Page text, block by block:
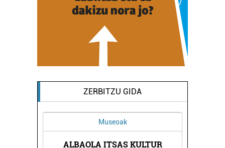
ZERBITZU GIDA
Museoak
ALBAOLA ITSAS KULTUR